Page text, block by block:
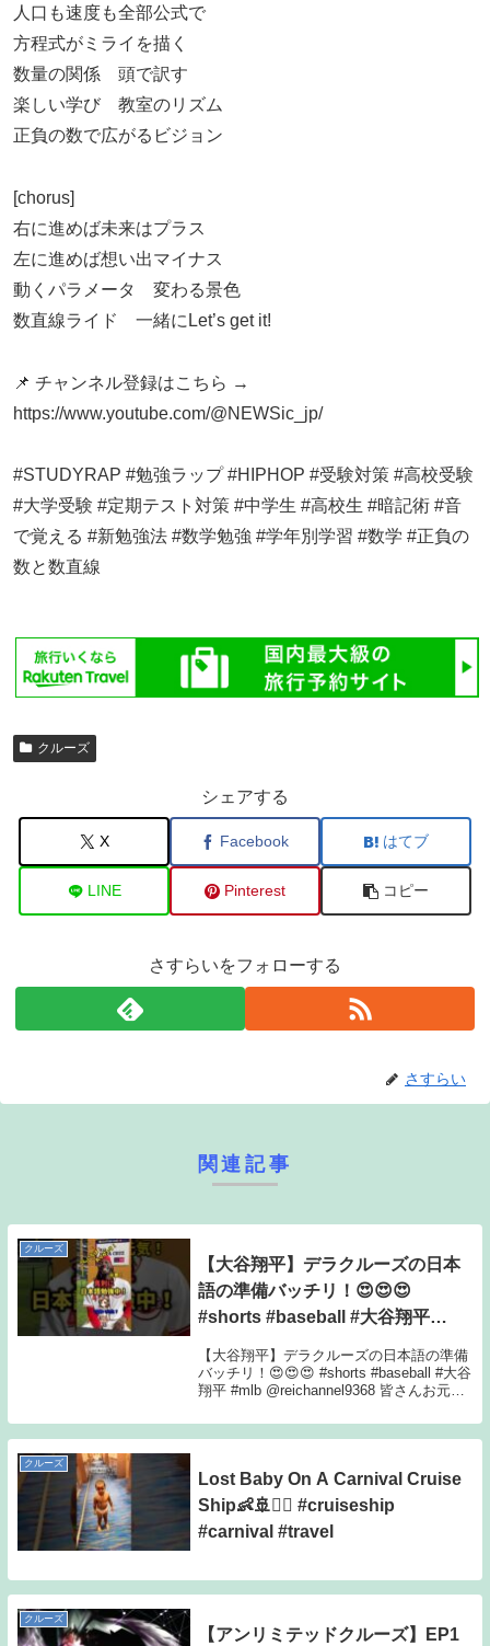
人口も速度も全部公式で
方程式がミライを描く
数量の関係 頭で訳す
楽しい学び 教室のリズム
正負の数で広がるビジョン
[chorus]
右に進めば未来はプラス
左に進めば想い出マイナス
動くパラメータ 変わる景色
数直線ライド 一緒にLet’s get it!
📌 チャンネル登録はこちら →
https://www.youtube.com/@NEWSic_jp/
#STUDYRAP #勉強ラップ #HIPHOP #受験対策 #高校受験
#大学受験 #定期テスト対策 #中学生 #高校生 #暗記術 #音
で覚える #新勉強法 #数学勉強 #学年別学習 #数学 #正負の
数と数直線
クルーズ
シェアする
X Facebook はてブ
LINE Pinterest コピー
さすらいをフォローする
さすらい
関連記事
クルーズ
【大谷翔平】デラクルーズの日本
語の準備バッチリ！😍😍😍
#shorts #baseball #大谷翔平
【大谷翔平】デラクルーズの日本語の準備
バッチリ！😍😍😍 #shorts #baseball #大谷
翔平 #mlb @reichannel9368 皆さんお元気
楽しみに！どうぞご覧ください。#2024
#...
クルーズ
Lost Baby On A Carnival Cruise
Ship👶🚢🤦‍♂️ #cruiseship
#carnival #travel
クルーズ
【アンリミテッドクルーズ】EP1